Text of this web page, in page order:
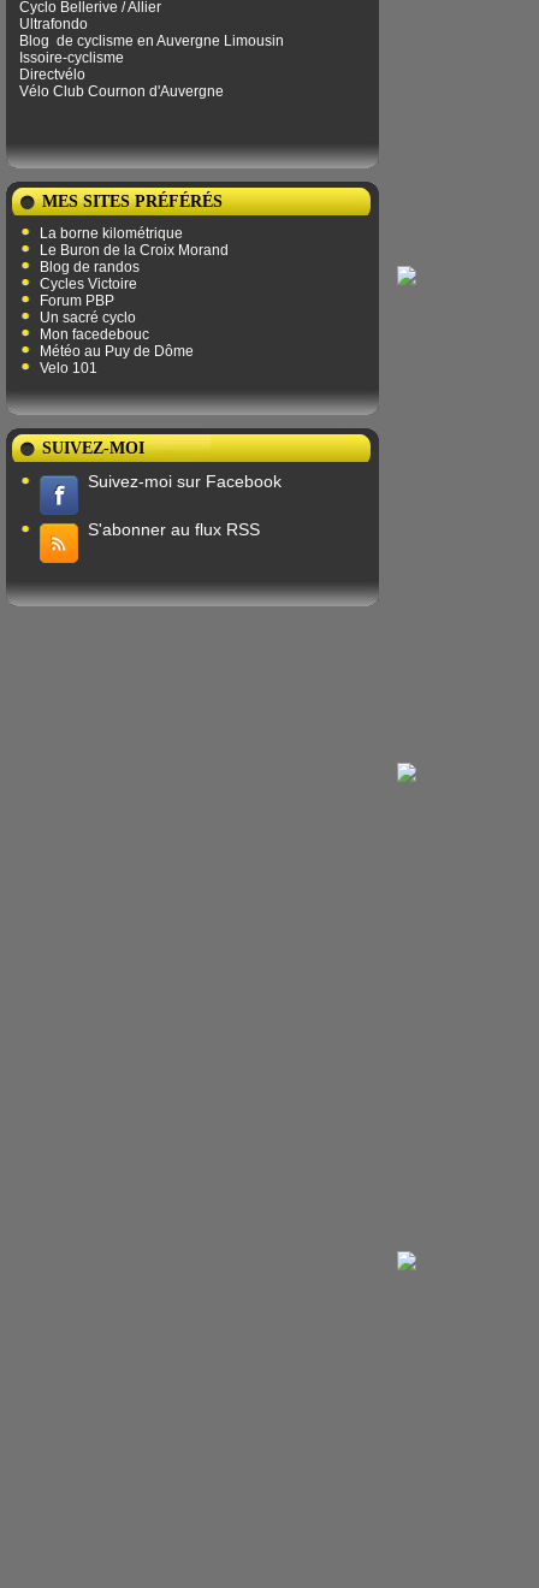
Cyclo Bellerive / Allier
Ultrafondo
Blog de ​​cyclisme en Auvergne Limousin
Issoire-cyclisme
Directvélo
Vélo Club Cournon d'Auvergne
MES SITES PRÉFÉRÉS
La borne kilométrique
Le Buron de la Croix Morand
Blog de randos
Cycles Victoire
Forum PBP
Un sacré cyclo
Mon facedebouc
Météo au Puy de Dôme
Velo 101
SUIVEZ-MOI
Suivez-moi sur Facebook
S'abonner au flux RSS